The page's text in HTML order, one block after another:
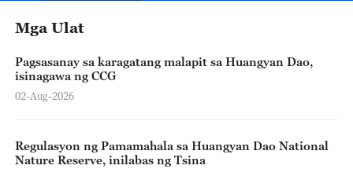
Mga Ulat
Pagsasanay sa karagatang malapit sa Huangyan Dao,
isinagawa ng CCG
02-Aug-2026
Regulasyon ng Pamamahala sa Huangyan Dao National
Nature Reserve, inilabas ng Tsina